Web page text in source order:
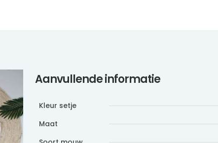
Aanvullende informatie
Kleur setje
Maat